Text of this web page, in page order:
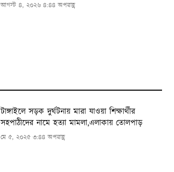
আগস্ট ৪, ২০২৬ ৪:৪৪ অপরাহ্ণ
টাঙ্গাইলে সড়ক দুর্ঘটনায় মারা যাওয়া শিক্ষার্থীর
সহপাঠীদের নামে হত্যা মামলা,এলাকায় তোলপাড়
মে ৫, ২০২৫ ৩:৪৪ অপরাহ্ণ